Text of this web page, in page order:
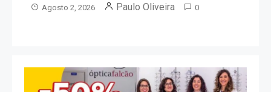
Agosto 2, 2026 Paulo Oliveira 0